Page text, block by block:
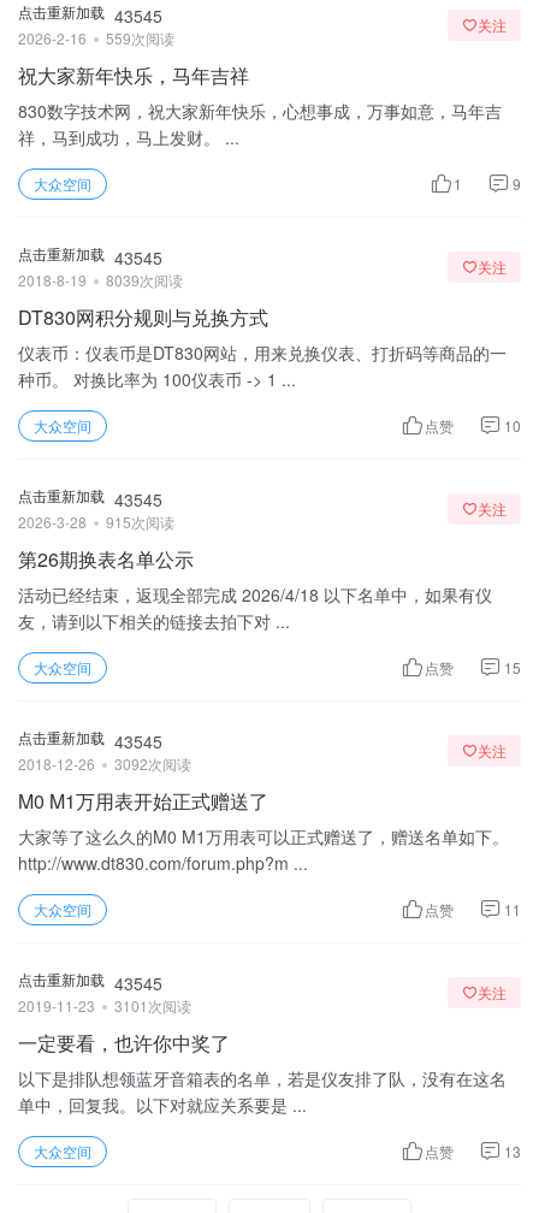
点击重新加载 43545
2026-2-16 559次阅读
关注
祝大家新年快乐，马年吉祥
830数字技术网，祝大家新年快乐，心想事成，万事如意，马年吉
祥，马到成功，马上发财。 ...
大众空间 1 9
点击重新加载 43545
2018-8-19 8039次阅读
关注
DT830网积分规则与兑换方式
仪表币：仪表币是DT830网站，用来兑换仪表、打折码等商品的一
种币。 对换比率为 100仪表币 -> 1 ...
大众空间 点赞 10
点击重新加载 43545
2026-3-28 915次阅读
关注
第26期换表名单公示
活动已经结束，返现全部完成 2026/4/18 以下名单中，如果有仪
友，请到以下相关的链接去拍下对 ...
大众空间 点赞 15
点击重新加载 43545
2018-12-26 3092次阅读
关注
M0 M1万用表开始正式赠送了
大家等了这么久的M0 M1万用表可以正式赠送了，赠送名单如下。
http://www.dt830.com/forum.php?m ...
大众空间 点赞 11
点击重新加载 43545
2019-11-23 3101次阅读
关注
一定要看，也许你中奖了
以下是排队想领蓝牙音箱表的名单，若是仪友排了队，没有在这名
单中，回复我。以下对就应关系要是 ...
大众空间 点赞 13